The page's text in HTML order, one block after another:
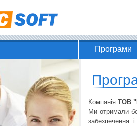
Програми
КомпаніяТОВ
Ми отримали
забезпечення